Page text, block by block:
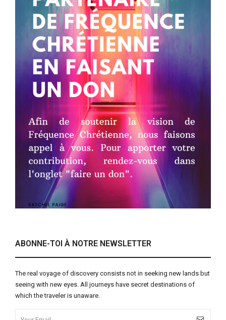
ABONNE-TOI À NOTRE NEWSLETTER
The real voyage of discovery consists not in seeking new lands but
seeing with new eyes. All journeys have secret destinations of
which the traveler is unaware.